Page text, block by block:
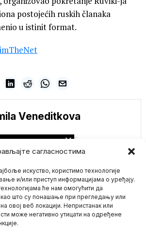
сагласностима
искуство, користимо технологије
и/или приступ информацијама о уређају.
ће нам омогућити да
што су понашање при прегледању или
овој веб локацији. Непристанак или
може негативно утицати на одређене
postojećih ruskih članaka
u istinit format.
Veneditkova
у Аустрији
њене куће
главе
животињи
случај у
пуни насловне
вести широм